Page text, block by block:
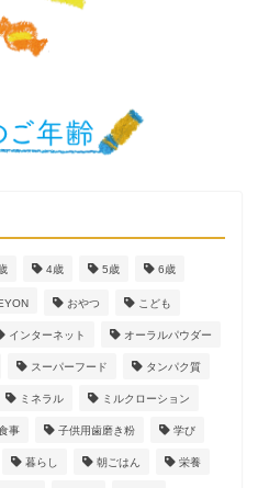
4歳 5歳 6歳
おやつ こども
インターネット オーラルパウダー
スーパーフード タンパク質
ミネラル ミルクローション
事 子供用歯磨き粉 学び
暮らし 朝ごはん 栄養